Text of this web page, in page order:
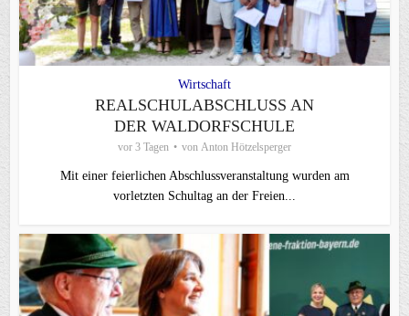
Wirtschaft
REALSCHULABSCHLUSS AN
DER WALDORFSCHULE
vor 3 Tagen von Anton Hötzelsperger
Mit einer feierlichen Abschlussveranstaltung wurden am
vorletzten Schultag an der Freien...